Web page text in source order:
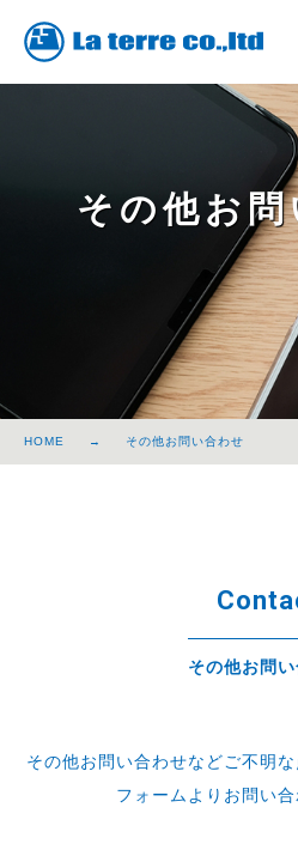
その他お
HOME その他お問い合わせ
その他お問
その他お問い合わせなどご不明な
フォームよりお問い合